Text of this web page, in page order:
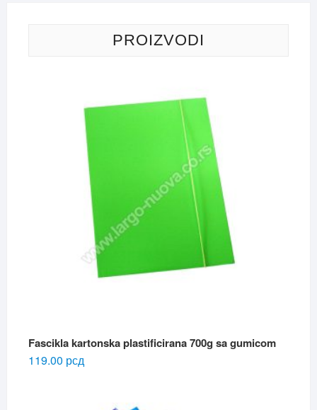
PROIZVODI
Fascikla kartonska plastificirana 700g sa gumicom
119.00 рсд